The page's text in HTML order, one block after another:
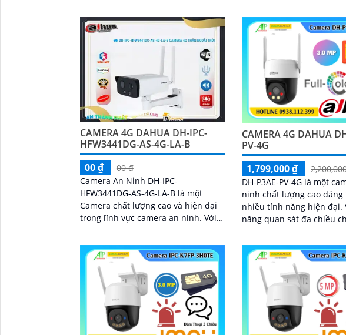
vời cho hệ thống...
CAMERA 4G DAHUA DH-IPC-
HFW3441DG-AS-4G-LA-B
00 ₫
00 ₫
Camera An Ninh DH-IPC-
HFW3441DG-AS-4G-LA-B là một
Camera chất lượng cao và hiện đại
trong lĩnh vực camera an ninh. Với
hình ảnh rõ nét với các chi tiết tinh
CAMERA 4G DAHUA
PV-4G
1,799,000 ₫
DH-P3AE-PV-4G là một
ninh chất lượng cao đáng
nhiều tính năng hiện đại. Với khả
năng quan sát đa chiều
xem xét cho nhu cầu an
bạn